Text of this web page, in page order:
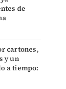
de
cartones,
y un
a tiempo: